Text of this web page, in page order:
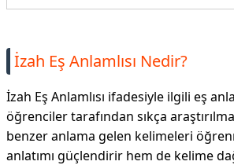
İzah Eş Anlamlısı Nedir?
İzah Eş Anlamlısı ifadesiyle ilgili eş
öğrenciler tarafından sıkça
benzer anlama gelen kelimeleri
anlatımı güçlendirir hem de kelime